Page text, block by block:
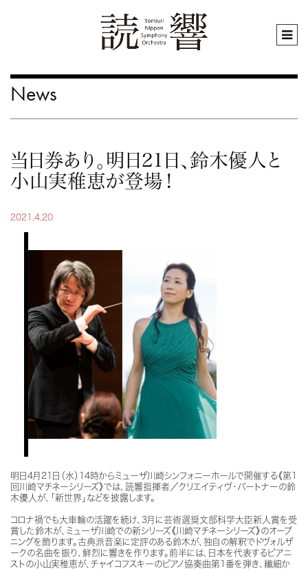
News
当日券あり。明日21日、鈴木優人と
小山実稚恵が登場！
2021.4.20
明日4月21日（水）14時からミューザ川崎シンフォニーホールで開催する《第1
回川崎マチネーシリーズ》では、読響指揮者／クリエイティヴ・パートナーの鈴
木優人が、「新世界」などを披露します。
コロナ禍でも大車輪の活躍を続け、3月に芸術選奨文部科学大臣新人賞を受
賞した鈴木が、ミューザ川崎での新シリーズ《川崎マチネーシリーズ》のオープ
ニングを飾ります。古典派音楽に定評のある鈴木が、独自の解釈でドヴォルザ
ークの名曲を振り、鮮烈に響きを作ります。前半には、日本を代表するピアニ
ストの小山実稚恵が、チャイコフスキーのピアノ協奏曲第1番を弾き、繊細か